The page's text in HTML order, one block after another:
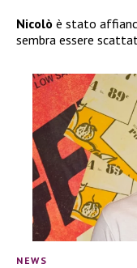
Nicolò è stato
sembra essere
NEWS